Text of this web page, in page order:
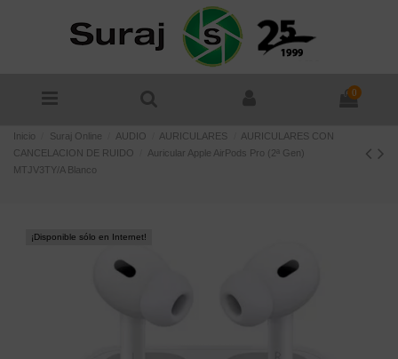
0
Inicio Suraj Online AUDIO AURICULARES
AURICULARES CON
CANCELACION DE RUIDO
Auricular Apple AirPods Pro (2ª Gen)
MTJV3TY/A Blanco
¡Disponible sólo en Internet!